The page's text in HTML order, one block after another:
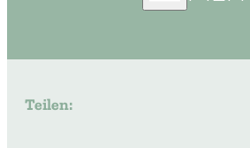
Teilen: